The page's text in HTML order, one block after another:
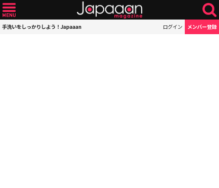
手洗いをしっかりしよう！Japaaan ログイン メンバー登録